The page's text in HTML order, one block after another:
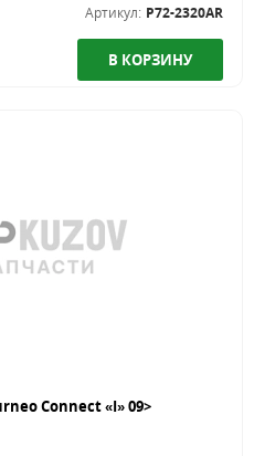
Артикул: P72-2320AR
Connect «I» 09>